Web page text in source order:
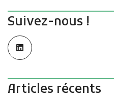
Suivez-nous !
Articles récents